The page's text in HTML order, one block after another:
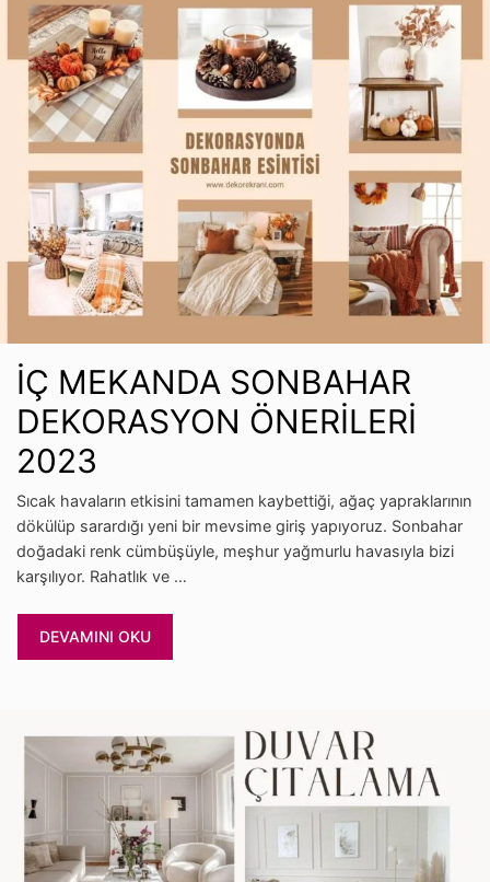
İÇ MEKANDA SONBAHAR
DEKORASYON ÖNERİLERİ
2023
Sıcak havaların etkisini tamamen kaybettiği, ağaç yapraklarının
dökülüp sarardığı yeni bir mevsime giriş yapıyoruz. Sonbahar
doğadaki renk cümbüşüyle, meşhur yağmurlu havasıyla bizi
karşılıyor. Rahatlık ve …
DEVAMINI OKU